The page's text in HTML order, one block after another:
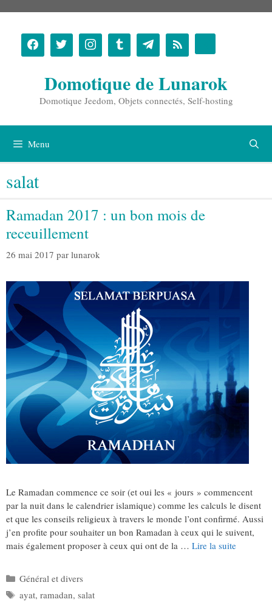
contenu
Domotique de Lunarok
Domotique Jeedom, Objets connectés, Self-hosting
Menu
salat
Ramadan 2017 : un bon mois de
receuillement
26 mai 2017 par lunarok
Le Ramadan commence ce soir (et oui les « jours » commencent
par la nuit dans le calendrier islamique) comme les calculs le disent
et que les conseils religieux à travers le monde l’ont confirmé. Aussi
j’en profite pour souhaiter un bon Ramadan à ceux qui le suivent,
mais également proposer à ceux qui ont de la … Lire la suite
Catégories
Général et divers
Étiquettes
ayat, ramadan, salat